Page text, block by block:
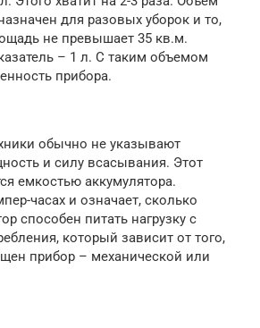
для разовых уборок и то,
не превышает 35 кв.м.
– 1 л. С таким объемом
прибора.
обычно не указывают
и силу всасывания. Этот
емкостью аккумулятора.
часах и означает, сколько
способен питать нагрузку с
который зависит от того,
прибор – механической или